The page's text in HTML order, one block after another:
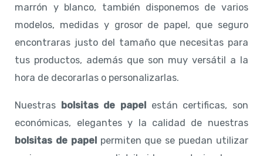
marrón y blanco, también disponemos de varios
modelos, medidas y grosor de papel, que seguro
encontraras justo del tamaño que necesitas para
tus productos, además que son muy versátil a la
hora de decorarlas o personalizarlas.
Nuestras bolsitas de papel están certificas, son
económicas, elegantes y la calidad de nuestras
bolsitas de papelpermiten que se puedan utilizar